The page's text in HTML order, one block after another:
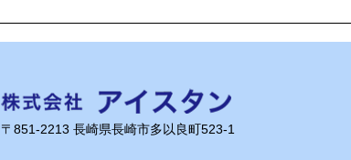
務は滑石エリア！
​〒851-2213 長崎県長崎市多以良町523-1